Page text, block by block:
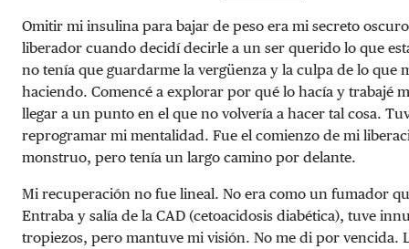
Omitir mi insulina para bajar de peso era mi secreto
liberador cuando decidí decirle a un ser querido lo que
no tenía que guardarme la vergüenza y la culpa de lo que
haciendo. Comencé a explorar por qué lo hacía y trabajé
llegar a un punto en el que no volvería a hacer tal cosa.
reprogramar mi mentalidad. Fue el comienzo de mi
monstruo, pero tenía un largo camino por delante.
Mi recuperación no fue lineal. No era como un fumador
Entraba y salía de la CAD (cetoacidosis diabética), tuve
tropiezos, pero mantuve mi visión. No me di por vencida.